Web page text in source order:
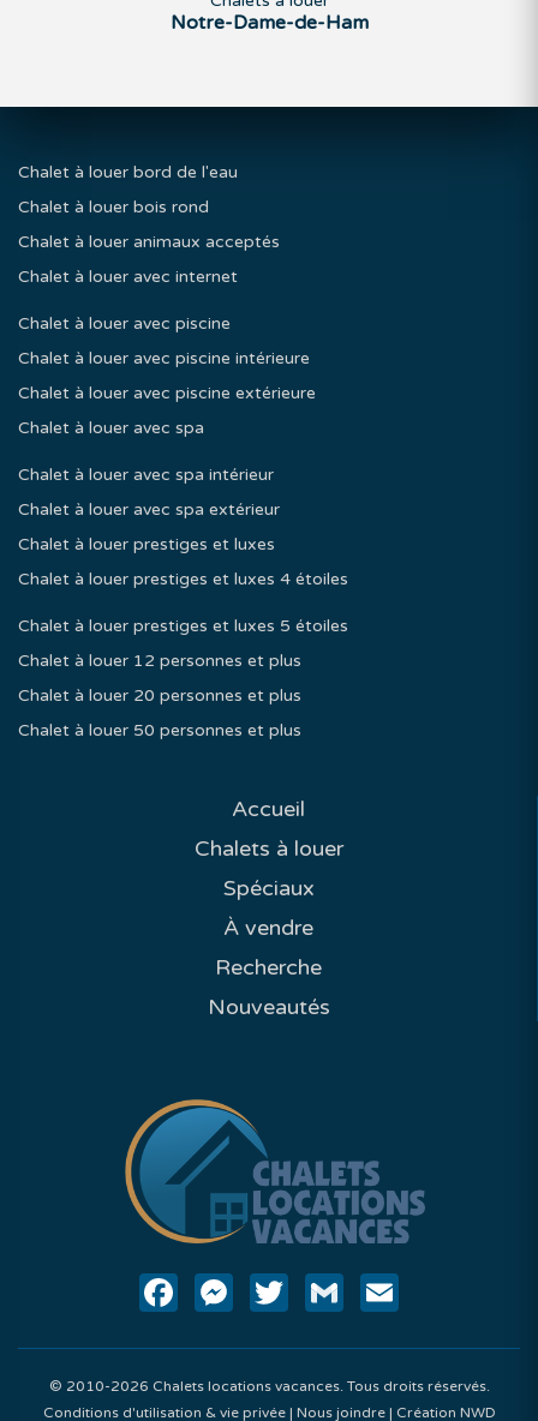
Notre-Dame-de-Ham
Chalet à louer bord de l'eau
Chalet à louer bois rond
Chalet à louer animaux acceptés
Chalet à louer avec internet
Chalet à louer avec piscine
Chalet à louer avec piscine intérieure
Chalet à louer avec piscine extérieure
Chalet à louer avec spa
Chalet à louer avec spa intérieur
Chalet à louer avec spa extérieur
Chalet à louer prestiges et luxes
Chalet à louer prestiges et luxes 4 étoiles
Chalet à louer prestiges et luxes 5 étoiles
Chalet à louer 12 personnes et plus
Chalet à louer 20 personnes et plus
Chalet à louer 50 personnes et plus
Accueil
Chalets à louer
Spéciaux
À vendre
Recherche
Nouveautés
FacebookMessenger
Twitter Gmail
© 2010-2026 Chalets locations vacances. Tous droits réservés.
Conditions d'utilisation & vie privée| Nous joindre| Création NWD